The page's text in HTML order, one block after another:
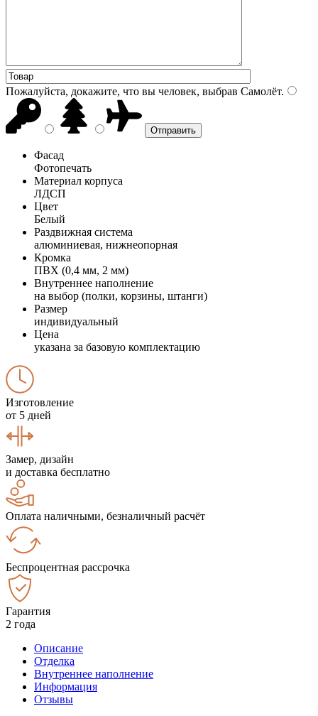
Пожалуйста, докажите, что вы человек, выбрав Самолёт.
Фасад
Фотопечать
Материал корпуса
ЛДСП
Цвет
Белый
Раздвижная система
алюминиевая, нижнеопорная
Кромка
ПВХ (0,4 мм, 2 мм)
Внутреннее наполнение
на выбор (полки, корзины, штанги)
Размер
индивидуальный
Цена
указана за базовую комплектацию
Изготовление
от 5 дней
Замер, дизайн
и доставка бесплатно
Оплата наличными, безналичный расчёт
Беспроцентная рассрочка
Гарантия
2 года
Описание
Отделка
Внутреннее наполнение
Информация
Отзывы